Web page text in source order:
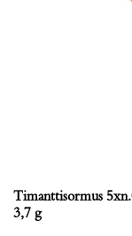
Timanttisormus
3,7 g